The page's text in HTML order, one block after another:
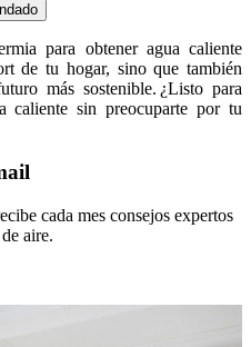
para obtener agua caliente
de tu hogar, sino que también
más sostenible. ¿Listo para
caliente sin preocuparte por tu
cada mes consejos expertos
aire.